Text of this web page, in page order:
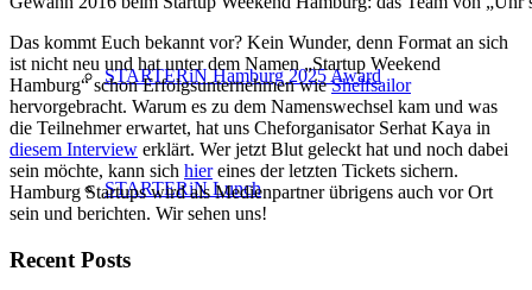
STARTERiN Hamburg 2025 Award
STARTERiN Lunch
Das kommt Euch bekannt vor? Kein Wunder, denn Format an sich
ist nicht neu und hat unter dem Namen „Startup Weekend
Hamburg“ schon Erfolgsunternehmen wieShelfsailor
hervorgebracht. Warum es zu dem Namenswechsel kam und was
die Teilnehmer erwartet, hat uns Cheforganisator Serhat Kaya in
diesem Interview erklärt. Wer jetzt Blut geleckt hat und noch dabei
sein möchte, kann sich hiereines der letzten Tickets sichern.
Hamburg Startups wird als Medienpartner übrigens auch vor Ort
sein und berichten. Wir sehen uns!
Recent Posts